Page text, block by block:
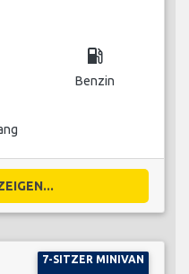
local_gas_station
Benzin
7-SITZER MINIVAN